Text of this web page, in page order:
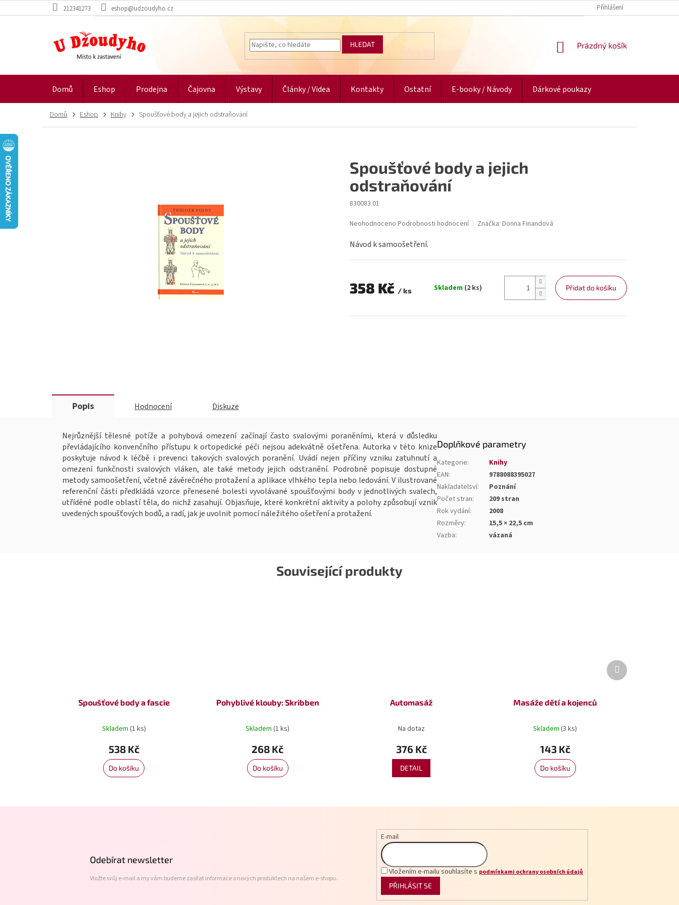
na
212341273 eshop@udzoudyho.cz Přihlášení
HLEDAT
NÁKUPNÍ
Prázdný košík
Domů Eshop Prodejna Čajovna Výstavy Články / Videa Kontakty Ostatní E-booky / Návody Dárkové poukazy
Domů Eshop Knihy Spoušťové body a jejich odstraňování
Návod k samoošetření.
358 Kč / ks
Skladem (2 ks) Přidat do košíku
Spoušťové body a jejich
odstraňování
830083.01
Průměrné
produktu
0,0
5
hvězdiček.
Neohodnoceno Podrobnosti hodnocení Značka: Donna Finandová
Související produkty
Spoušťové body a fascie
Skladem (1 ks)
538 Kč
Do košíku
Pohyblivé klouby: Skribben
Skladem(1 ks)
268 Kč
Do košíku
Automasáž
Na dotaz
376 Kč
DETAIL
Masáže dětí a kojenců
Skladem(3 ks)
143 Kč
Do košíku
Další
produkt
Popis Hodnocení Diskuze
Nejrůznější tělesné potíže a pohybová omezení začínají často svalovými poraněními, která v důsledku
převládajícího konvenčního přístupu k ortopedické péči nejsou adekvátně ošetřena. Autorka v této knize
poskytuje návod k léčbě i prevenci takových svalových poranění. Uvádí nejen příčiny vzniku zatuhnutí a
omezení funkčnosti svalových vláken, ale také metody jejich odstranění. Podrobně popisuje dostupné
metody samoošetření, včetně závěrečného protažení a aplikace vlhkého tepla nebo ledování. V ilustrované
referenční části předkládá vzorce přenesené bolesti vyvolávané spoušťovými body v jednotlivých svalech,
utříděné podle oblastí těla, do nichž zasahují. Objasňuje, které konkrétní aktivity a polohy způsobují vznik
uvedených spoušťových bodů, a radí, jak je uvolnit pomocí náležitého ošetření a protažení.
Doplňkové parametry
Kategorie:
Knihy
EAN:
9788088395027
Nakladatelsví:
Poznání
Počet stran:
209 stran
Rok vydání:
2008
Rozměry:
15,5 × 22,5 cm
Vazba: vázaná
Odebírat newsletter
Vložte svůj e-mail a my vám budeme zasílat informace o nových produktech na našem e-shopu.
E-mail
Vložením e-mailu souhlasíte s podmínkami ochrany osobních údajů
PŘIHLÁSIT SE